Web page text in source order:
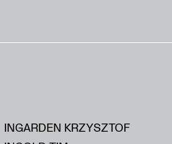
INGARDEN KRZYSZTOF